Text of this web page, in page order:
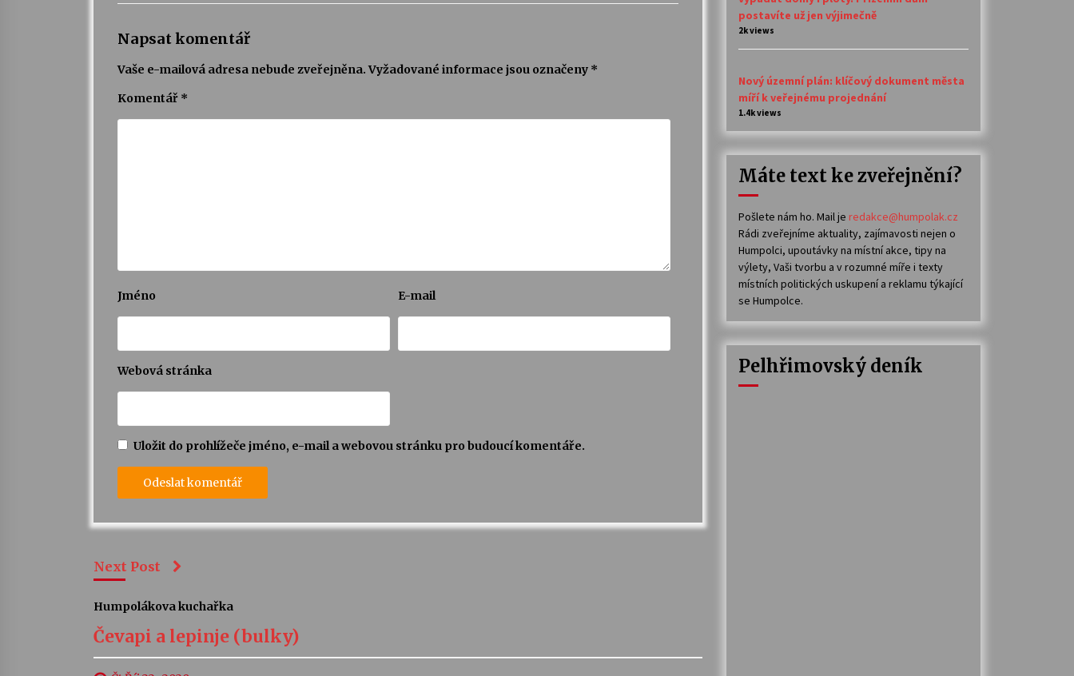
Napsat komentář
Vaše e-mailová adresa nebude zveřejněna. Vyžadované informace jsou označeny *
Komentář *
Jméno E-mail
Webová stránka
Uložit do prohlížeče jméno, e-mail a webovou stránku pro budoucí komentáře.
Next Post
Humpolákova kuchařka
Čevapi a lepinje (bulky)
postavíte už jen výjimečně
2k views
Nový územní plán: klíčový dokument města
míří k veřejnému projednání
1.4k views
Máte text ke zveřejnění?
Pošlete nám ho. Mail je redakce@humpolak.cz
Rádi zveřejníme aktuality, zajímavosti nejen o
Humpolci, upoutávky na místní akce, tipy na
výlety, Vaši tvorbu a v rozumné míře i texty
místních politických uskupení a reklamu týkající
se Humpolce.
Pelhřimovský deník